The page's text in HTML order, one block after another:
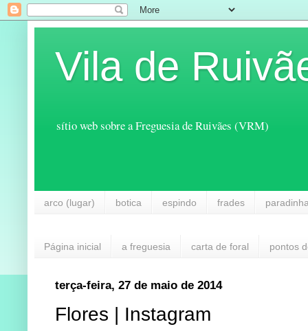
Vila de
sítio web sobre a Freguesia de Ruivães (VRM)
arco (lugar) botica espindo frades
Página inicial a freguesia carta de foral pontos
terça-feira, 27 de maio de 2014
Flores | Instagram